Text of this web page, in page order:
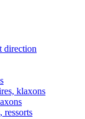
direction
klaxons
ressorts